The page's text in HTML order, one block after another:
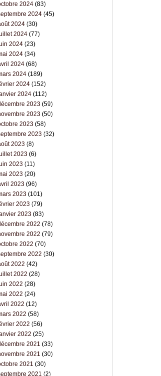
2024(83)
2024(45)
2024(30)
2024(77)
2024(23)
2024(34)
2024(68)
2024(189)
2024(152)
2024(112)
2023(59)
2023(50)
2023(58)
2023(32)
2023(8)
2023(6)
2023(11)
2023(20)
2023(96)
2023(101)
2023(79)
2023(83)
2022 (78)
2022 (79)
2022 (70)
2022 (30)
2022 (42)
2022 (28)
2022 (28)
2022 (24)
2022 (12)
2022 (58)
2022 (56)
2022 (25)
2021 (33)
2021 (30)
2021 (30)
2021 (2)